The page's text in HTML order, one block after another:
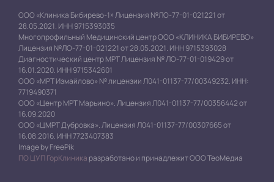
ООО «Клиника Бибирево-1» Лицензия №ЛО-77-01-021221 от
28.05.2021. ИНН 9715393035
Многопрофильный Медицинский центр ООО «КЛИНИКА БИБИРЕВО»
Лицензия №ЛО-77-01-021221 от 28.05.2021. ИНН 9715393028
Диагностический центр МРТ Лицензия № ЛО-77-01-019429 от
16.01.2020. ИНН 9715342601
ООО «МРТ Измайлово» № лицензии Л041-01137-77/00349232. ИНН:
7719490371
ООО «Центр МРТ Марьино». Лицензия Л041-01137-77/00356442 от
16.09.2020
ООО «ЦМРТ Дубровка». Лицензия Л041-01137-77/00307665 от
16.08.2016. ИНН 7723407383
Image by FreePik
ПО ЦУП ГорКлиника разработано и принадлежит ООО ТеоМедиа